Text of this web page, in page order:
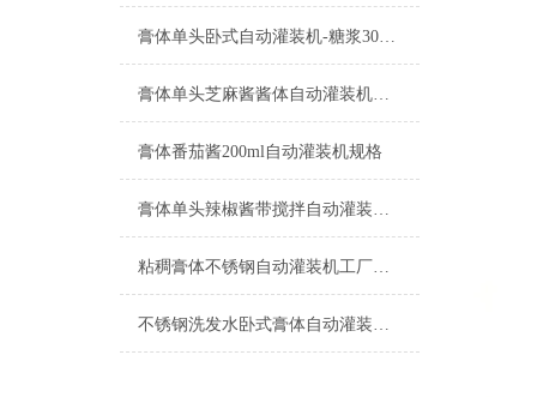
膏体单头卧式自动灌装机-糖浆300ml瓶装机设备
膏体单头芝麻酱酱体自动灌装机产品型号
膏体番茄酱200ml自动灌装机规格
膏体单头辣椒酱带搅拌自动灌装机特点
粘稠膏体不锈钢自动灌装机工厂生产
不锈钢洗发水卧式膏体自动灌装机500ml设备